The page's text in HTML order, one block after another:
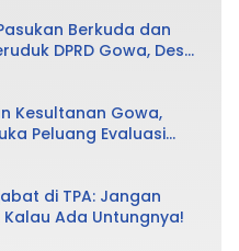
Pasukan Berkuda dan
DPRD Gowa, Desak
Kesultanan Gowa,
Peluang Evaluasi
Bahkan Diganti
di TPA: Jangan
Ada Untungnya!